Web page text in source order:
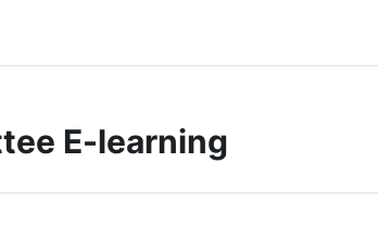
E-learning